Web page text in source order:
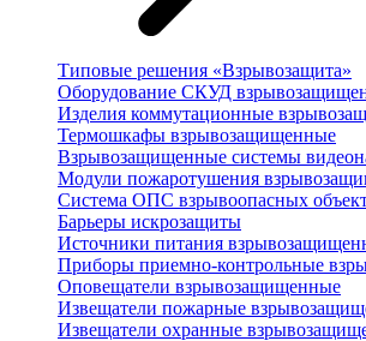
Типовые решения «Взрывозащита»
Оборудование СКУД
Изделия коммутационные
Термошкафы взрывозащищенные
Взрывозащищенные системы
Модули пожаротушения
Система ОПС взрывоопасных
Барьеры искрозащиты
Источники питания
Приборы приемно-контрольные
Оповещатели взрывозащищенные
Извещатели пожарные
Извещатели охранные